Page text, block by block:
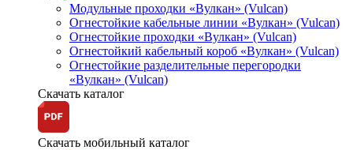
Модульные проходки «Вулкан» (Vulcan)
Огнестойкие кабельные линии «Вулкан» (Vulcan)
Огнестойкие проходки «Вулкан» (Vulcan)
Огнестойкий кабельный короб «Вулкан» (Vulcan)
Огнестойкие разделительные перегородки
«Вулкан» (Vulcan)
Скачать каталог
Скачать мобильный каталог